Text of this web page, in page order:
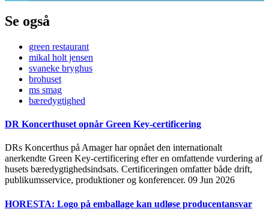
Se også
green restaurant
mikal holt jensen
svaneke bryghus
brohuset
ms smag
bæredygtighed
DR Koncerthuset opnår Green Key-certificering
DRs Koncerthus på Amager har opnået den internationalt
anerkendte Green Key-certificering efter en omfattende vurdering af
husets bæredygtighedsindsats. Certificeringen omfatter både drift,
publikumsservice, produktioner og konferencer. 09 Jun 2026
HORESTA: Logo på emballage kan udløse producentansvar